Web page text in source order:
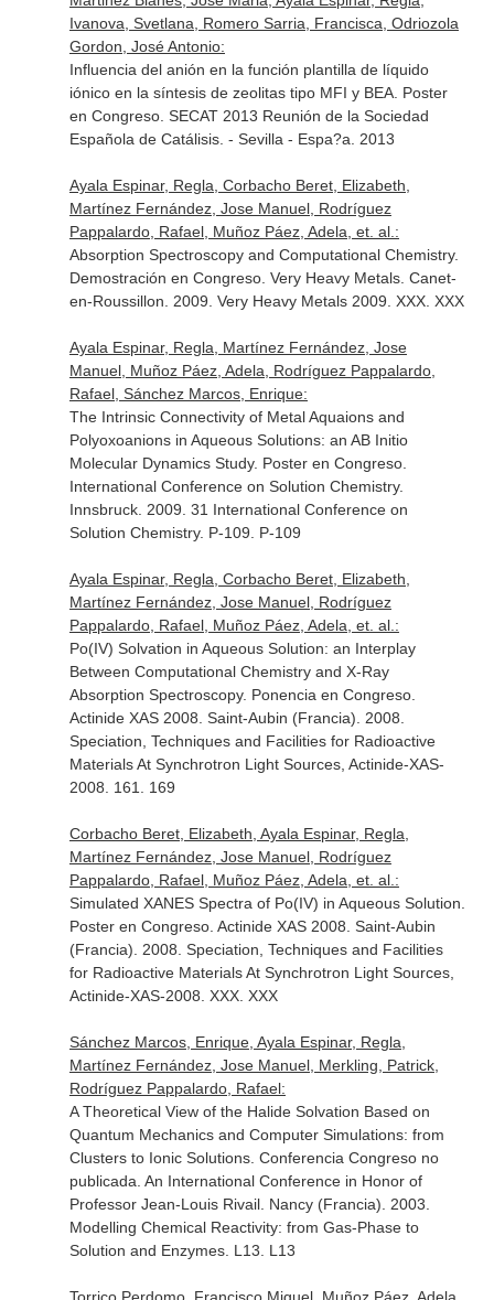
Ivanova, Svetlana, Romero Sarria, Francisca, Odriozola
Gordon, José Antonio:
Influencia del anión en la función plantilla de líquido
iónico en la síntesis de zeolitas tipo MFI y BEA. Poster
en Congreso. SECAT 2013 Reunión de la Sociedad
Española de Catálisis. - Sevilla - Espa?a. 2013
Ayala Espinar, Regla, Corbacho Beret, Elizabeth,
Martínez Fernández, Jose Manuel, Rodríguez
Pappalardo, Rafael, Muñoz Páez, Adela, et. al.:
Absorption Spectroscopy and Computational Chemistry.
Demostración en Congreso. Very Heavy Metals. Canet-
en-Roussillon. 2009. Very Heavy Metals 2009. XXX. XXX
Ayala Espinar, Regla, Martínez Fernández, Jose
Manuel, Muñoz Páez, Adela, Rodríguez Pappalardo,
Rafael, Sánchez Marcos, Enrique:
The Intrinsic Connectivity of Metal Aquaions and
Polyoxoanions in Aqueous Solutions: an AB Initio
Molecular Dynamics Study. Poster en Congreso.
International Conference on Solution Chemistry.
Innsbruck. 2009. 31 International Conference on
Solution Chemistry. P-109. P-109
Ayala Espinar, Regla, Corbacho Beret, Elizabeth,
Martínez Fernández, Jose Manuel, Rodríguez
Pappalardo, Rafael, Muñoz Páez, Adela, et. al.:
Po(IV) Solvation in Aqueous Solution: an Interplay
Between Computational Chemistry and X-Ray
Absorption Spectroscopy. Ponencia en Congreso.
Actinide XAS 2008. Saint-Aubin (Francia). 2008.
Speciation, Techniques and Facilities for Radioactive
Materials At Synchrotron Light Sources, Actinide-XAS-
2008. 161. 169
Corbacho Beret, Elizabeth, Ayala Espinar, Regla,
Martínez Fernández, Jose Manuel, Rodríguez
Pappalardo, Rafael, Muñoz Páez, Adela, et. al.:
Simulated XANES Spectra of Po(IV) in Aqueous Solution.
Poster en Congreso. Actinide XAS 2008. Saint-Aubin
(Francia). 2008. Speciation, Techniques and Facilities
for Radioactive Materials At Synchrotron Light Sources,
Actinide-XAS-2008. XXX. XXX
Sánchez Marcos, Enrique, Ayala Espinar, Regla,
Martínez Fernández, Jose Manuel, Merkling, Patrick,
Rodríguez Pappalardo, Rafael:
A Theoretical View of the Halide Solvation Based on
Quantum Mechanics and Computer Simulations: from
Clusters to Ionic Solutions. Conferencia Congreso no
publicada. An International Conference in Honor of
Professor Jean-Louis Rivail. Nancy (Francia). 2003.
Modelling Chemical Reactivity: from Gas-Phase to
Solution and Enzymes. L13. L13